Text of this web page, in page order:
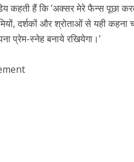
का बॉलीवुड में महाधमाका, ‘सिर्फ आपके’ की
कहती हैं कि ’अक्सर मेरे फैन्स पूछा
दर्शकों और श्रोताओं से यही
प्रेम-स्नेह बनाये रखियेगा।’